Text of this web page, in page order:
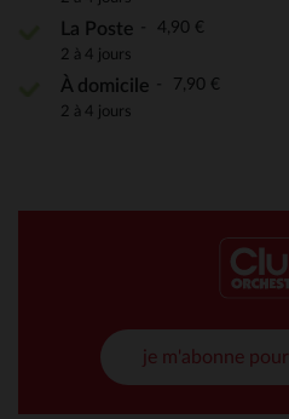
La Poste 4,90 €
2 à 4 jours
À domicile 7,90 €
2 à 4 jours
je m'abonne pour